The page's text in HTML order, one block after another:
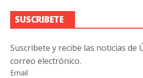
SUSCRIBETE
Suscribete y recibe las noticias de
correo electrónico.
Email